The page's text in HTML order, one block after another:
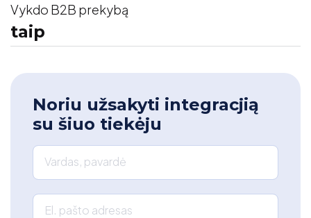
Vykdo B2B prekybą
taip
Noriu užsakyti integracjią
su šiuo tiekėju
Vardas, pavardė
El. pašto adresas